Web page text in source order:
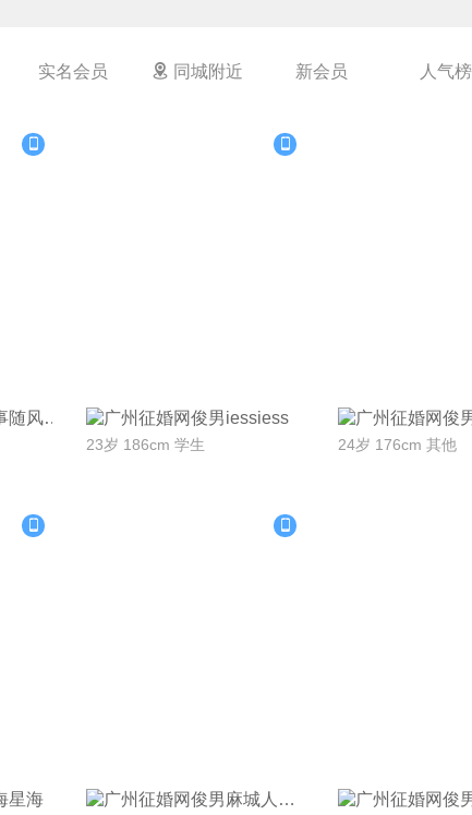
实名会员  同城附近 新会员 人气榜
往事随风 联系Ta iess
23岁 186cm 学生
联系Ta
24岁 176cm 其他
星海 联系Ta 麻城人 联系Ta